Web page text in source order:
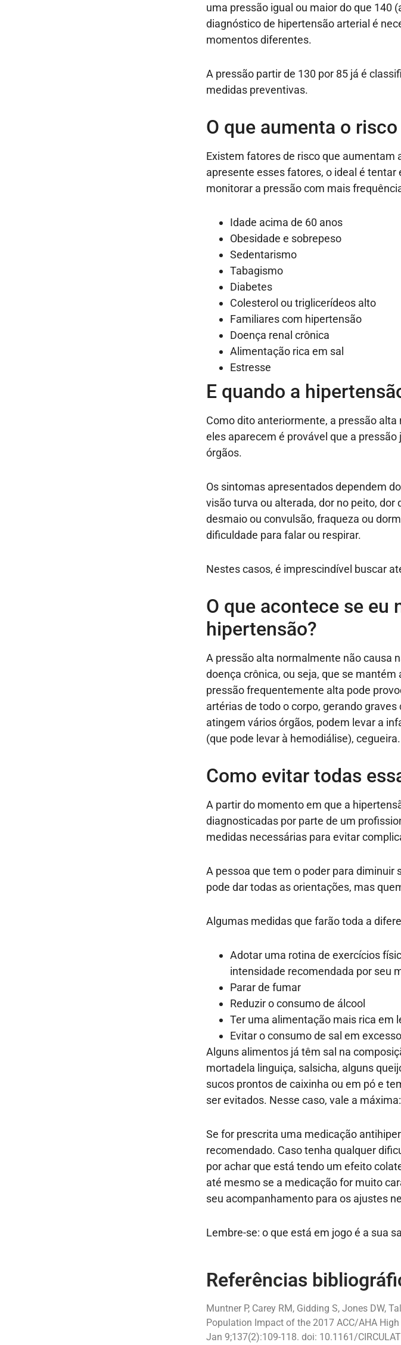
uma pressão igual ou maior do que 140
diagnóstico de hipertensão arterial é
momentos diferentes.
A pressão partir de 130 por 85 já é
medidas preventivas.
O que aumenta o
Existem fatores de risco que aumentam
apresente esses fatores, o ideal é
monitorar a pressão com mais
Idade acima de 60 anos
Obesidade e sobrepeso
Sedentarismo
Tabagismo
Diabetes
Colesterol ou triglicerídeos alto
Familiares com hipertensão
Doença renal crônica
Alimentação rica em sal
Estresse
E quando a
Como dito anteriormente, a pressão
eles aparecem é provável que a
órgãos.
Os sintomas apresentados dependem
visão turva ou alterada, dor no peito,
desmaio ou convulsão, fraqueza ou
dificuldade para falar ou respirar.
Nestes casos, é imprescindível buscar
O que acontece se eu
hipertensão?
A pressão alta normalmente não causa
doença crônica, ou seja, que se
pressão frequentemente alta pode
artérias de todo o corpo, gerando
atingem vários órgãos, podem levar a
(que pode levar à hemodiálise), cegueira.
Como evitar todas
A partir do momento em que a
diagnosticadas por parte de um
medidas necessárias para evitar
A pessoa que tem o poder para diminuir
pode dar todas as orientações, mas
Algumas medidas que farão toda a
Adotar uma rotina de exercícios
intensidade recomendada por seu
Parar de fumar
Reduzir o consumo de álcool
Ter uma alimentação mais rica em
Evitar o consumo de sal em excesso
Alguns alimentos já têm sal na
mortadela linguiça, salsicha, alguns
sucos prontos de caixinha ou em pó e
ser evitados. Nesse caso, vale a
Se for prescrita uma medicação
recomendado. Caso tenha qualquer
por achar que está tendo um efeito
até mesmo se a medicação for muito
seu acompanhamento para os ajustes
Lembre-se: o que está em jogo é a sua
Referências
Muntner P, Carey RM, Gidding S, Jones DW,
Population Impact of the 2017 ACC/AHA
Jan 9;137(2):109-118. doi: 10.1161/